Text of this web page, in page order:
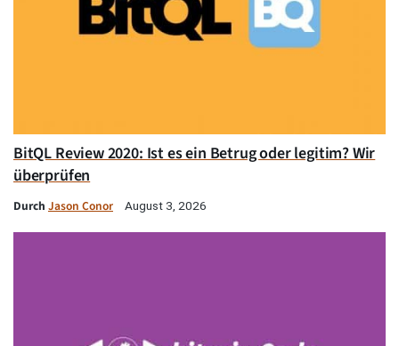
BitQL Review 2020: Ist es ein Betrug oder legitim? Wir
überprüfen
Durch Jason Conor August 3, 2026